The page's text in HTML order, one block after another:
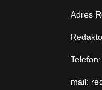
Adres
mail: